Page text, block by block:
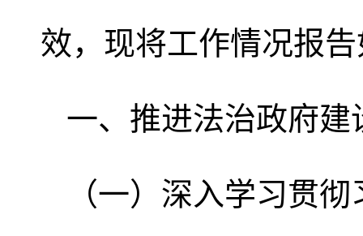
效，现将工作情况报
一、推进法治政府
（一）深入学习贯